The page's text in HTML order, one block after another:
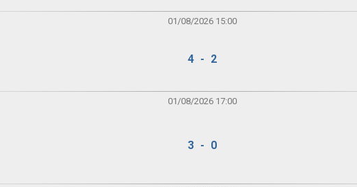
01/08/2026 15:00
4 - 2
01/08/2026 17:00
3 - 0